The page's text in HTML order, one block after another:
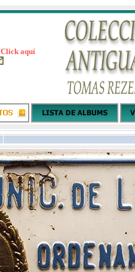
Click aquí